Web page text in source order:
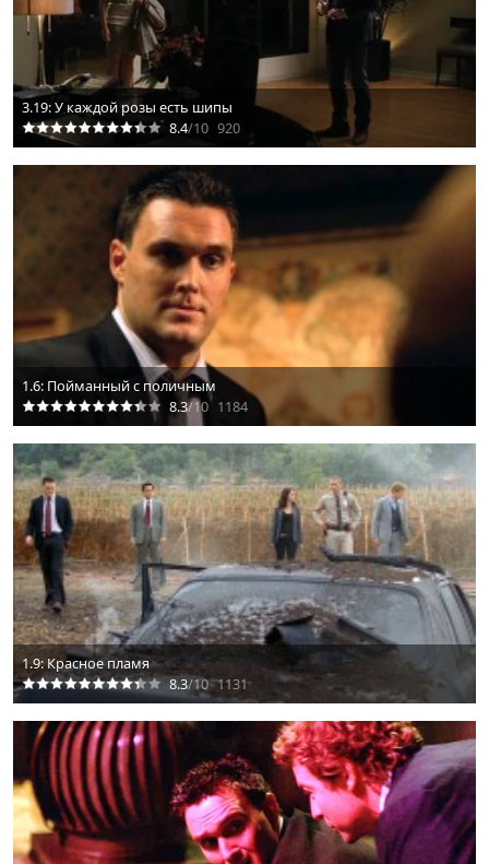
3.19: У каждой розы есть шипы
8.4/10 920
1.6: Пойманный с поличным
8.3/10 1184
1.9: Красное пламя
8.3/10 1131